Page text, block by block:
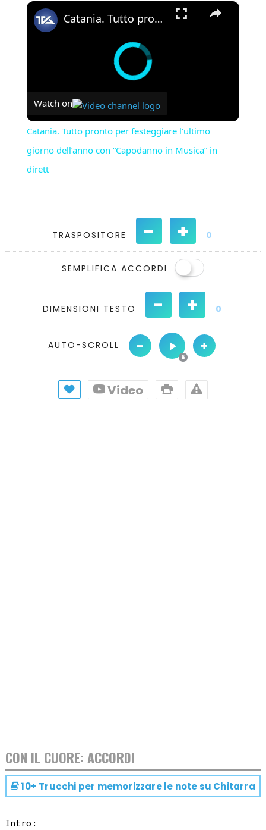
×
Catania. Tutto pronto per festeggiare l’ultimo giorno dell’anno con “Capodanno in Musica” in dirett
Watch on
Catania. Tutto pronto per festeggiare l’ultimo
giorno dell’anno con “Capodanno in Musica” in
dirett
TRASPOSITORE - + 0
SEMPLIFICA ACCORDI
DIMENSIONI TESTO - + 0
AUTO-SCROLL - +
Video
CON IL CUORE: ACCORDI
10+ Trucchi per memorizzare le note su Chitarra